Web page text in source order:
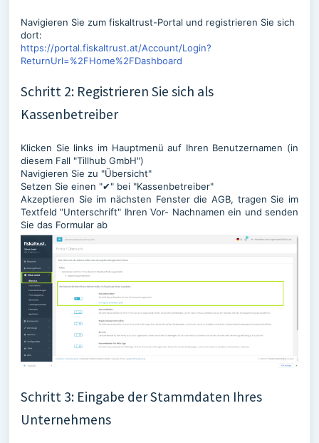
Navigieren Sie zum fiskaltrust-Portal und registrieren Sie sich
dort:
https://portal.fiskaltrust.at/Account/Login?
ReturnUrl=%2FHome%2FDashboard
Schritt 2: Registrieren Sie sich als
Kassenbetreiber
Klicken Sie links im Hauptmenü auf Ihren Benutzernamen (in
diesem Fall "Tillhub GmbH")
Navigieren Sie zu "Übersicht"
Setzen Sie einen "✔" bei "Kassenbetreiber"
Akzeptieren Sie im nächsten Fenster die AGB, tragen Sie im
Textfeld "Unterschrift" Ihren Vor- Nachnamen ein und senden
Sie das Formular ab
Schritt 3: Eingabe der Stammdaten Ihres
Unternehmens